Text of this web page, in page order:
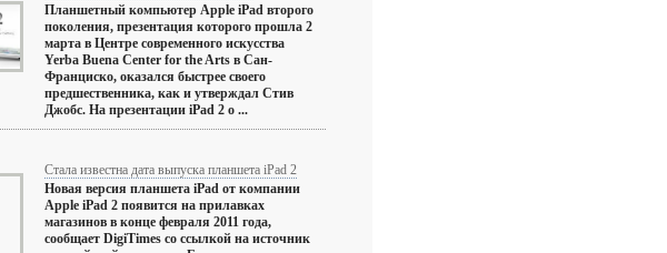
Планшетный компьютер Apple iPad второго
поколения, презентация которого прошла 2
марта в Центре современного искусства
Yerba Buena Center for the Arts в Сан-
Франциско, оказался быстрее своего
предшественника, как и утверждал Стив
Джобс. На презентации iPad 2 о ...
Стала известна дата выпуска планшета iPad 2
Новая версия планшета iPad от компании
Apple iPad 2 появится на прилавках
магазинов в конце февраля 2011 года,
сообщает DigiTimes со ссылкой на источник